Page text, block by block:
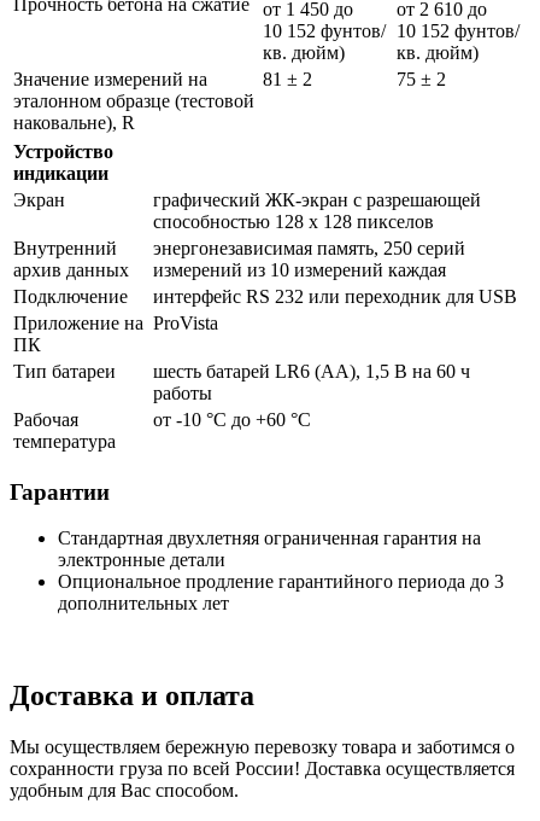
Прочность бетона на сжатие
от 1 450 до
10 152 фунтов/
кв. дюйм)
от 2 610 до
10 152 фунтов/
кв. дюйм)
Значение измерений на
эталонном образце (тестовой
наковальне), R
81 ± 2 75 ± 2
Устройство
индикации
Экран
графический ЖК-экран с разрешающей
способностью 128 x 128 пикселов
Внутренний
архив данных
энергонезависимая память, 250 серий
измерений из 10 измерений каждая
Подключение
интерфейс RS 232 или переходник для USB
Приложение на
ПК
ProVista
Тип батареи
шесть батарей LR6 (AA), 1,5 В на 60 ч
работы
Рабочая
температура
от -10 °C до +60 °C
Гарантии
Стандартная двухлетняя ограниченная гарантия на
электронные детали
Опциональное продление гарантийного периода до 3
дополнительных лет
Доставка и оплата
Мы осуществляем бережную перевозку товара и заботимся о
сохранности груза по всей России! Доставка осуществляется
удобным для Вас способом.